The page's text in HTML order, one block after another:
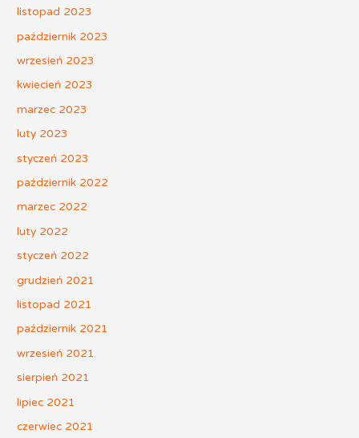
listopad 2023
październik 2023
wrzesień 2023
kwiecień 2023
marzec 2023
luty 2023
styczeń 2023
październik 2022
marzec 2022
luty 2022
styczeń 2022
grudzień 2021
listopad 2021
październik 2021
wrzesień 2021
sierpień 2021
lipiec 2021
czerwiec 2021